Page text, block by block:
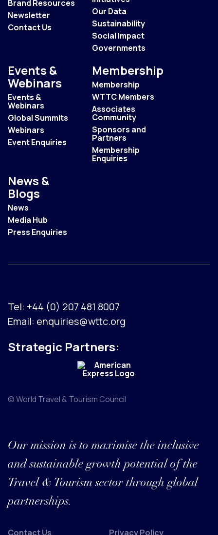
Brand Resources
Newsletter
Contact Us
Our Data
Sustainability
Social Impact
Governments
Events &
Webinars
Events &
Webinars
Global Summits
Webinars
Event Enquiries
Membership
Membership
WTTC Members
Associates
Community
Sponsors and
Partners
Membership
Enquiries
News &
Blogs
News
Media Hub
Press Enquiries
Tel: +44 (0) 207 481 8007
Email: enquiries@wttc.org
Strategic Partners:
© World Travel & Tourism Council
Our mission is to maximise the inclusive
and sustainable growth potential of the
Travel & Tourism sector through global
partnerships.
Contact Us Privacy Policy